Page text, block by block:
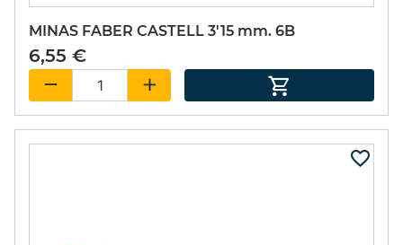
MINAS FABER CASTELL 3'15 mm. 6B
6,55 €